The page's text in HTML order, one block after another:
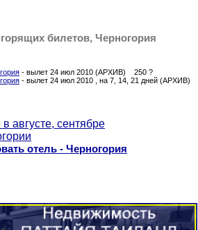
билетов, Черногория
- вылет 24 июл 2010 (АРХИВ) 250 ?
- вылет 24 июл 2010 , на 7, 14, 21 дней (АРХИВ)
августе, сентябре
отель - Черногория